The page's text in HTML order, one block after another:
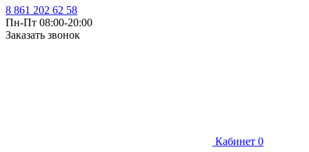
8 861 202 62 58
Пн-Пт 08:00-20:00
Заказать звонок
Кабинет 0